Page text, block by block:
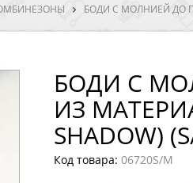
БОДИ С МОЛНИЕЙ ДО
БОДИ С
ИЗ
SHADOW)
Код товара: 06720S/M